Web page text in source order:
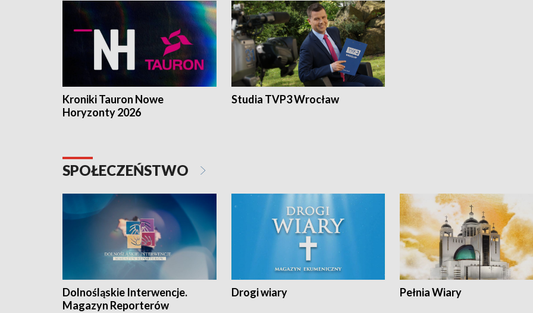
Kroniki Tauron Nowe
Horyzonty 2026
Studia TVP3 Wrocław
SPOŁECZEŃSTWO
Dolnośląskie Interwencje.
Magazyn Reporterów
Drogi wiary Pełnia Wiary